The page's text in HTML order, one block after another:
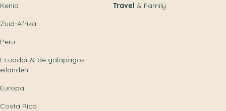
Kenia
Zuid-Afrika
Peru
Ecuador & de galapagos
eilanden
Europa
Costa Rica
Travel & Family